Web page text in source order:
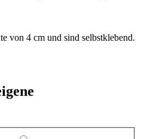
von 4 cm und sind selbstklebend.